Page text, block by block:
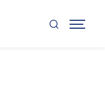
MENÚ